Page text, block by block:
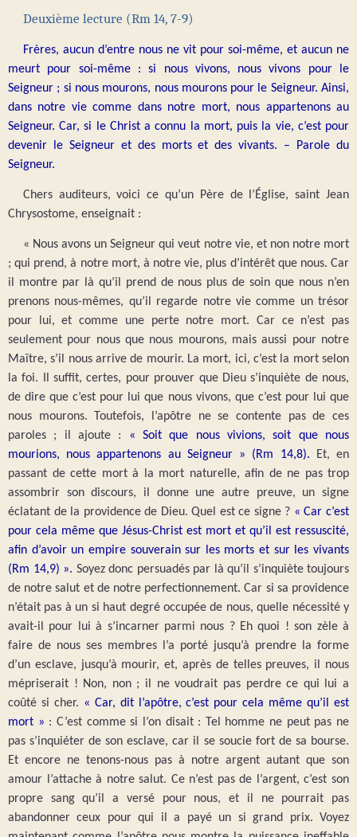
Deuxième lecture (Rm 14, 7-9)
Frères, aucun d’entre nous ne vit pour soi-même, et aucun ne
meurt pour soi-même : si nous vivons, nous vivons pour le
Seigneur ; si nous mourons, nous mourons pour le Seigneur. Ainsi,
dans notre vie comme dans notre mort, nous appartenons au
Seigneur. Car, si le Christ a connu la mort, puis la vie, c’est pour
devenir le Seigneur et des morts et des vivants. – Parole du
Seigneur.
Chers auditeurs, voici ce qu’un Père de l’Église, saint Jean
Chrysostome, enseignait :
« Nous avons un Seigneur qui veut notre vie, et non notre mort
; qui prend, à notre mort, à notre vie, plus d’intérêt que nous. Car
il montre par là qu’il prend de nous plus de soin que nous n’en
prenons nous-mêmes, qu’il regarde notre vie comme un trésor
pour lui, et comme une perte notre mort. Car ce n’est pas
seulement pour nous que nous mourons, mais aussi pour notre
Maître, s’il nous arrive de mourir. La mort, ici, c’est la mort selon
la foi. Il suffit, certes, pour prouver que Dieu s’inquiète de nous,
de dire que c’est pour lui que nous vivons, que c’est pour lui que
nous mourons. Toutefois, l’apôtre ne se contente pas de ces
paroles ; il ajoute : « Soit que nous vivions, soit que nous
mourions, nous appartenons au Seigneur » (Rm 14,8). Et, en
passant de cette mort à la mort naturelle, afin de ne pas trop
assombrir son discours, il donne une autre preuve, un signe
éclatant de la providence de Dieu. Quel est ce signe ? « Car c’est
pour cela même que Jésus-Christ est mort et qu’il est ressuscité,
afin d’avoir un empire souverain sur les morts et sur les vivants
(Rm 14,9) ». Soyez donc persuadés par là qu’il s’inquiète toujours
de notre salut et de notre perfectionnement. Car si sa providence
n’était pas à un si haut degré occupée de nous, quelle nécessité y
avait-il pour lui à s’incarner parmi nous ? Eh quoi ! son zèle à
faire de nous ses membres l’a porté jusqu’à prendre la forme
d’un esclave, jusqu’à mourir, et, après de telles preuves, il nous
mépriserait ! Non, non ; il ne voudrait pas perdre ce qui lui a
coûté si cher. « Car, dit l’apôtre, c’est pour cela même qu’il est
mort » : C’est comme si l’on disait : Tel homme ne peut pas ne
pas s’inquiéter de son esclave, car il se soucie fort de sa bourse.
Et encore ne tenons-nous pas à notre argent autant que son
amour l’attache à notre salut. Ce n’est pas de l’argent, c’est son
propre sang qu’il a versé pour nous, et il ne pourrait pas
abandonner ceux pour qui il a payé un si grand prix. Voyez